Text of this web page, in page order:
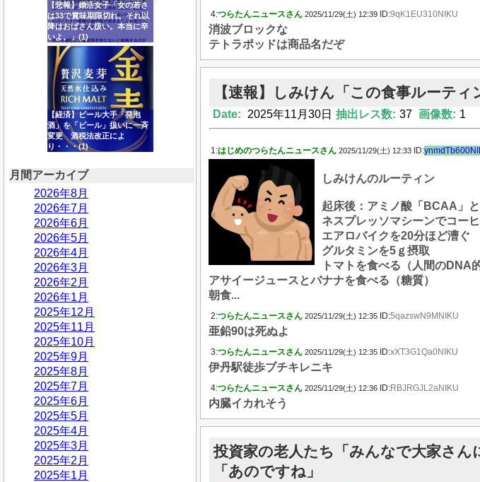
【悲報】婚活女子「女の若さ
は33で賞味期限切れ。それ以
降はおばさん扱い。本当に辛
いよ。」(1)
【経済】ビール大手「発泡
酒」を「ビール」扱いに一斉
変更 酒税法改正によ
り・・・(1)
月間アーカイブ
2026年8月
2026年7月
2026年6月
2026年5月
2026年4月
2026年3月
2026年2月
2026年1月
2025年12月
2025年11月
2025年10月
2025年9月
2025年8月
2025年7月
2025年6月
2025年5月
2025年4月
2025年3月
2025年2月
2025年1月
4:つらたんニュースさん 2025/11/29(土) 12:39 ID:9qK1EU310NIKU
消波ブロックな
テトラポッドは商品名だぞ
【速報】しみけん「この食事ルーテ
Date: 2025年11月30日 抽出レス数: 37 画像数: 1
1:はじめのつらたんニュースさん 2025/11/29(土) 12:33 ID:
しみけんのルーティン
起床後：アミノ酸「BCAA」
ネスプレッソマシーンでコー
エアロバイクを20分ほど漕ぐ
グルタミンを5ｇ摂取
トマトを食べる（人間のDNA
アサイージュースとバナナを食べる（糖質）
朝食...
2:つらたんニュースさん 2025/11/29(土) 12:35 ID:5qazswN9MNIKU
亜鉛90は死ぬよ
3:つらたんニュースさん 2025/11/29(土) 12:35 ID:xXT3G1Qa0NIKU
伊丹駅徒歩ブチキレニキ
4:つらたんニュースさん 2025/11/29(土) 12:36 ID:RBJRGJL2aNIKU
内臓イカれそう
投資家の老人たち「みんなで大家さ
「あのですね」